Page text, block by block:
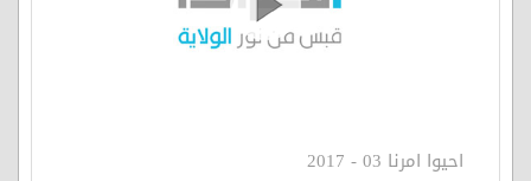
احيوا امرنا 03 - 2017